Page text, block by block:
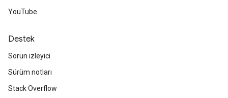
YouTube
Destek
Sorun izleyici
Sürüm notları
Stack Overflow